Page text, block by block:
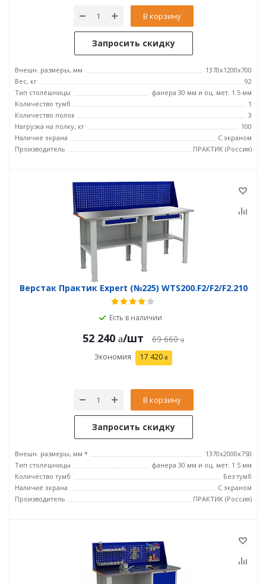
В корзину
Запросить скидку
Внешн. размеры, мм
1370x1200x700
Вес, кг
92
Тип столешницы
фанера 30 мм и оц. мет. 1.5 мм
Количество тумб
1
Количество полок
3
Нагрузка на полку, кг
100
Наличие экрана
С экраном
Производитель
ПРАКТИК (Россия)
Верстак Практик Expert (№225) WTS200.F2/F2/F2.210
Есть в наличии
52 240 /шт 69 660
Экономия 17 420
В корзину
Запросить скидку
Внешн. размеры, мм *
1370x2000x750
Тип столешницы
фанера 30 мм и оц. мет. 1.5 мм
Количество тумб
Без тумб
Наличие экрана
С экраном
Производитель
ПРАКТИК (Россия)